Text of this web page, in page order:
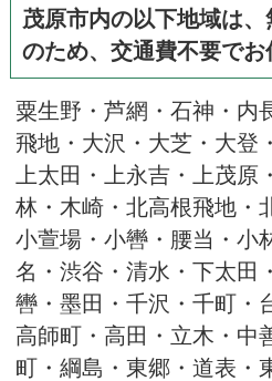
茂原市内の以下地域は
のため、交通費不要でお
粟生野・芦網・石神・内
飛地・大沢・大芝・大登
上太田・上永吉・上茂原
林・木崎・北高根飛地・
小萱場・小轡・腰当・小
名・渋谷・清水・下太田
轡・墨田・千沢・千町・
高師町・高田・立木・中
町・綱島・東郷・道表・